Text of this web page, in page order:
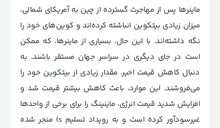
ماینرها پس از مهاجرت گسترده‌ از چین به آمریکای شمالی،
میزان زیادی بیتکوین انباشته کرده‌اند و کوین‌های خود را
نگه داشته‌اند. با این حال، بسیاری از ماینرها، که ممکن
است در جای دیگری در سراسر جهان مستقر باشند، به
دنبال کاهش قیمت اخیر، مقدار زیادی از بیتکوین خود را
می‌فروشند. این موارد، باعث کاهش بیشتر قیمت شد و
افزایش شدید قیمت انرژی، ماینینگ را برای برخی از واحدها
غیرسودآور کرده است و به رویداد تسلیم s) منجر شده